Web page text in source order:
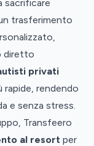
sacrificare
trasferimento
diretto
privati
rendendo
e senza stress.
Transfeero
al resort per